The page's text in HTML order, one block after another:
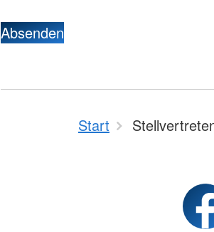
Absenden
Start